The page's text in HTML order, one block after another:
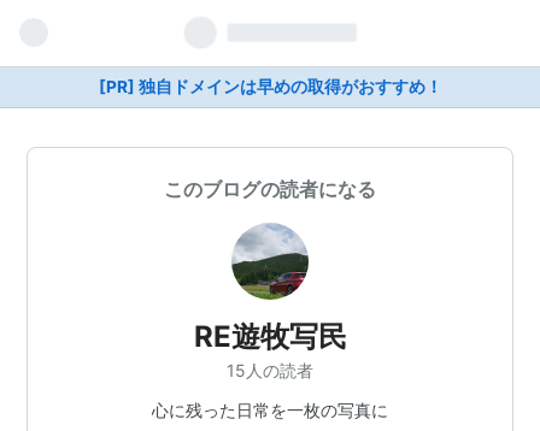
[PR] 独自ドメインは早めの取得がおすすめ！
このブログの読者になる
RE遊牧写民
15人の読者
心に残った日常を一枚の写真に